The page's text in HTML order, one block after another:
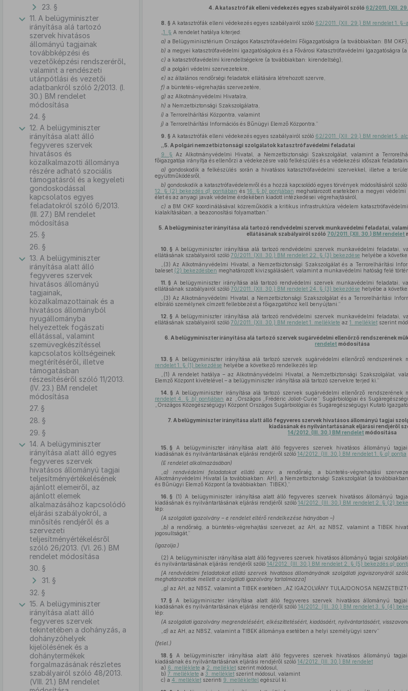
23. §
11. A belügyminiszter
irányítása alá tartozó
szervek hivatásos
állományú tagjainak
továbbképzési és
vezetőképzési rendszeréről,
valamint a rendészeti
utánpótlási és vezetői
adatbankról szóló 2/2013. (I.
30.) BM rendelet
módosítása
24. §
12. A belügyminiszter
irányítása alatt álló
fegyveres szervek
hivatásos és
közalkalmazotti állománya
részére adható szociális
támogatásról és a kegyeleti
gondoskodással
kapcsolatos egyes
feladatokról szóló 6/2013.
(III. 27.) BM rendelet
módosítása
25. §
26. §
13. A belügyminiszter
irányítása alatt álló
fegyveres szervek
hivatásos állományú
tagjainak,
közalkalmazottainak és a
hivatásos állományból
nyugállományba
helyezettek fogászati
ellátással, valamint
szemüvegkészítéssel
kapcsolatos költségeinek
megtérítéséről, illetve
támogatásban
részesítéséről szóló 11/2013.
(IV. 23.) BM rendelet
módosítása
27. §
28. §
29. §
14. A belügyminiszter
irányítása alatt álló egyes
fegyveres szervek
hivatásos állományú tagjai
teljesítményértékelésének
ajánlott elemeiről, az
ajánlott elemek
alkalmazásához kapcsolódó
eljárási szabályokról, a
minősítés rendjéről és a
szervezeti
teljesítményértékelésről
szóló 26/2013. (VI. 26.) BM
rendelet módosítása
30. §
31. §
32. §
15. A belügyminiszter
irányítása alatt álló
fegyveres szervek
tekintetében a dohányzás, a
dohányzóhelyek
kijelölésének és a
dohánytermékek
forgalmazásának részletes
szabályairól szóló 48/2013.
(VIII. 21.) BM rendelet
4. A katasztrófák elleni védekezés egyes szabályairól szóló 62/2011. (XII.
8. § A katasztrófák elleni védekezés egyes szabályairól szóló 62/2011. (XII. 29.) BM rendelet 1. §-a
1. § A rendelet hatálya kiterjed:
a) a Belügyminisztérium Országos Katasztrófavédelmi Főigazgatóságra (a továbbiakban: BM OKF),
b) a megyei katasztrófavédelmi igazgatóságokra és a Fővárosi Katasztrófavédelmi Igazgatóságra
c) a katasztrófavédelmi kirendeltségekre (a továbbiakban: kirendeltség),
d) a polgári védelmi szervezetekre,
e) az általános rendőrségi feladatok ellátására létrehozott szervre,
f) a büntetés-végrehajtás szervezetére,
g) az Alkotmányvédelmi Hivatalra,
h) a Nemzetbiztonsági Szakszolgálatra,
i) a Terrorelhárítási Központra, valamint
j) a Terrorelhárítási Információs és Bűnügyi Elemző Központra.”
9. § A katasztrófák elleni védekezés egyes szabályairól szóló 62/2011. (XII. 29.) BM rendelet 5.
„5. A polgári nemzetbiztonsági szolgálatok katasztrófavédelmi feladatai
9. § Az Alkotmányvédelmi Hivatal, a Nemzetbiztonsági Szakszolgálat, valamint a
főigazgatója irányítja és ellenőrzi a védekezésre való felkészülés és a védekezési időszak
a) gondoskodik a felkészülés során a hivatásos katasztrófavédelmi szervekkel, illetve a
együttműködésről,
b) gondoskodik a katasztrófavédelemről és a hozzá kapcsolódó egyes törvények módosításáról szóló
12. § (2) bekezdés d) pontjában és 16. § b) pontjában meghatározott esetekben a megyei
élet és az anyagi javak védelme érdekében kiadott intézkedései végrehajtásáról,
c) a BM OKF koordinálásával közreműködik a kritikus infrastruktúra védelem
kialakításában, a beazonosítási folyamatban.”
5. A belügyminiszter irányítása alá tartozó rendvédelmi szervek munkavédelmi feladatai,
ellátásának szabályairól szóló 70/2011. (XII. 30.) BM rendelet
10. § A belügyminiszter irányítása alá tartozó rendvédelmi szervek munkavédelmi feladatai,
ellátásának szabályairól szóló 70/2011. (XII. 30.) BM rendelet 22. § (3) bekezdése helyébe a
„(3) Az Alkotmányvédelmi Hivatal, a Nemzetbiztonsági Szakszolgálat és a Terrorelhárítási
baleset (2) bekezdésben meghatározott kivizsgálásáért, valamint a munkavédelmi hatóság felé
11. § A belügyminiszter irányítása alá tartozó rendvédelmi szervek munkavédelmi feladatai,
ellátásának szabályairól szóló 70/2011. (XII. 30.) BM rendelet 24. § (3) bekezdése helyébe a
„(3) Az Alkotmányvédelmi Hivatal, a Nemzetbiztonsági Szakszolgálat és a Terrorelhárítási
elbíráló személynek címzett fellebbezést a főigazgatóhoz kell benyújtani.”
12. § A belügyminiszter irányítása alá tartozó rendvédelmi szervek munkavédelmi feladatai,
ellátásának szabályairól szóló 70/2011. (XII. 30.) BM rendelet 1. melléklete az 1. mellékletszerint
6. A belügyminiszter irányítása alá tartozó szervek sugárvédelmi ellenőrző rendszerének
rendelet módosítása
13. § A belügyminiszter irányítása alá tartozó szervek sugárvédelmi ellenőrző rendszerének
rendelet 1. § (1) bekezdése helyébe a következő rendelkezés lép:
„(1) A rendelet hatálya – az Alkotmányvédelmi Hivatal, a Nemzetbiztonsági Szakszolgálat,
Elemző Központ kivételével – a belügyminiszter irányítása alá tartozó szervekre terjed ki.”
14. § A belügyminiszter irányítása alá tartozó szervek sugárvédelmi ellenőrző rendszerének
rendelet 4. § b) pontjában az „Országos „Frédéric Joliot-Curie” Sugárbiológiai és
„Országos Közegészségügyi Központ Országos Sugárbiológiai és Sugáregészségügyi Kutató
7. A belügyminiszter irányítása alatt álló fegyveres szervek hivatásos állományú tagjai
kiadásának és nyilvántartásának eljárási rendjéről
14/2012. (III. 30.) BM rendelet módosítása
15. § A belügyminiszter irányítása alatt álló fegyveres szervek hivatásos állományú tagjai
kiadásának és nyilvántartásának eljárási rendjéről szóló 14/2012. (III. 30.) BM rendelet 1. § a) pontja
(E rendelet alkalmazásában)
a) rendvédelmi feladatokat ellátó szerv: a rendőrség, a büntetés-végrehajtási
Alkotmányvédelmi Hivatal (a továbbiakban: AH), a Nemzetbiztonsági Szakszolgálat (a
és Bűnügyi Elemző Központ (a továbbiakban: TIBEK),”
16. § (1) A belügyminiszter irányítása alatt álló fegyveres szervek hivatásos állományú
kiadásának és nyilvántartásának eljárási rendjéről szóló 14/2012. (III. 30.) BM rendelet 2. § (2)
lép:
(A szolgálati igazolvány – e rendelet eltérő rendelkezése hiányában –)
b) a rendőrség, a büntetés-végrehajtási szervezet, az AH, az NBSZ, valamint a TIBEK
jogosultságát,”
(igazolja.)
(2) A belügyminiszter irányítása alatt álló fegyveres szervek hivatásos állományú tagjai
és nyilvántartásának eljárási rendjéről szóló 14/2012. (III. 30.) BM rendelet 2. § (5) bekezdés g)
[A rendvédelmi feladatokat ellátó szervek hivatásos állományának szolgálati jogviszonyáról
meghatározottak mellett a szolgálati igazolvány tartalmazza]
g) az AH, az NBSZ, valamint a TIBEK esetében „AZ IGAZOLVÁNY TULAJDONOSA
17. § A belügyminiszter irányítása alatt álló fegyveres szervek hivatásos állományú tagjai
kiadásának és nyilvántartásának eljárási rendjéről szóló14/2012. (III. 30.) BM rendelet 3. § (4)
lép:
(A szolgálati igazolvány megrendeléséért, elkészíttetéséért, kiadásáért, nyilvántartásáért,
d) az AH, az NBSZ, valamint a TIBEK állománya esetében a helyi személyügyi szerv”
(felel.)
18. § A belügyminiszter irányítása alatt álló fegyveres szervek hivatásos állományú tagjai
kiadásának és nyilvántartásának eljárási rendjéről szóló 14/2012. (III. 30.) BM rendelet
a) 6. melléklete a 2. mellékletszerint módosul,
b) 7. melléklete a 3. mellékletszerint módosul, valamint
c) a 4. mellékletszerinti 9. melléklettel egészül ki.